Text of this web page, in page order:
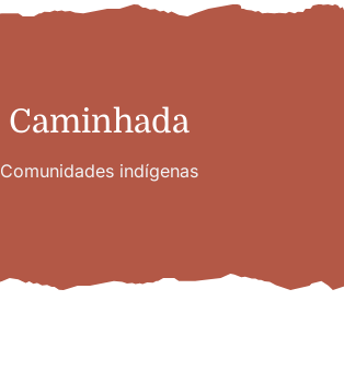
Caminhada
Comunidades indígenas